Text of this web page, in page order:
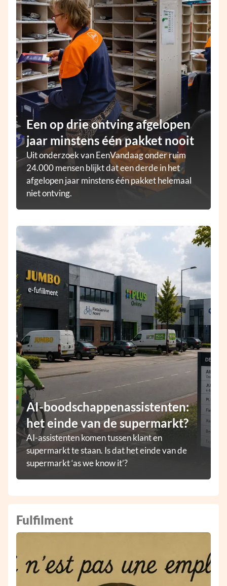
AI-boodschappenassistenten:
het einde van de supermarkt?
AI-assistenten komen tussen klant en
supermarkt te staan. Is dat het einde van de
supermarkt ‘as we know it’?
Een op drie ontving afgelopen
jaar minstens één pakket nooit
Uit onderzoek van EenVandaag onder ruim
24.000 mensen blijkt dat een derde in het
afgelopen jaar minstens één pakket helemaal
niet ontving.
Fulfilment